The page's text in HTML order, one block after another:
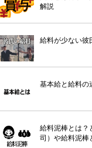
解説
給料が少ない彼
基本給と給料の
給料泥棒とは？
司）や給料泥棒